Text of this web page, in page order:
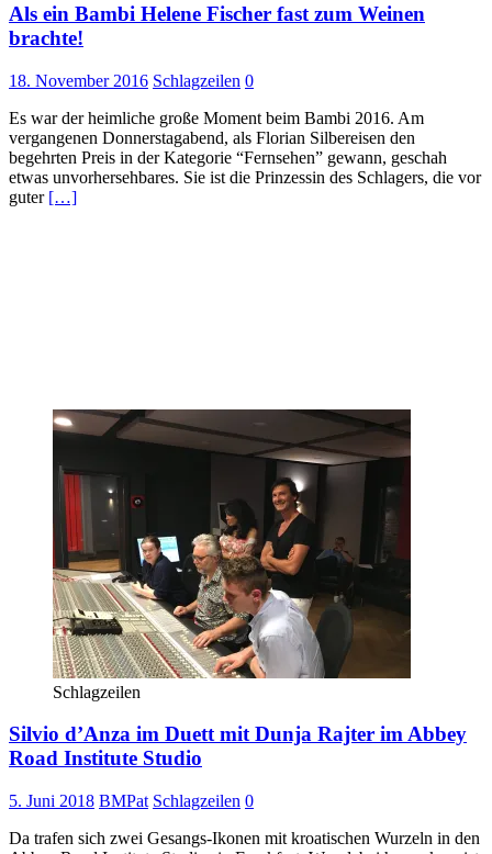
Als ein Bambi Helene Fischer fast zum Weinen
brachte!
18. November 2016 Schlagzeilen 0
Es war der heimliche große Moment beim Bambi 2016. Am
vergangenen Donnerstagabend, als Florian Silbereisen den
begehrten Preis in der Kategorie “Fernsehen” gewann, geschah
etwas unvorhersehbares. Sie ist die Prinzessin des Schlagers, die vor
guter […]
Schlagzeilen
Silvio d’Anza im Duett mit Dunja Rajter im Abbey
Road Institute Studio
5. Juni 2018 BMPat Schlagzeilen 0
Da trafen sich zwei Gesangs-Ikonen mit kroatischen Wurzeln in den